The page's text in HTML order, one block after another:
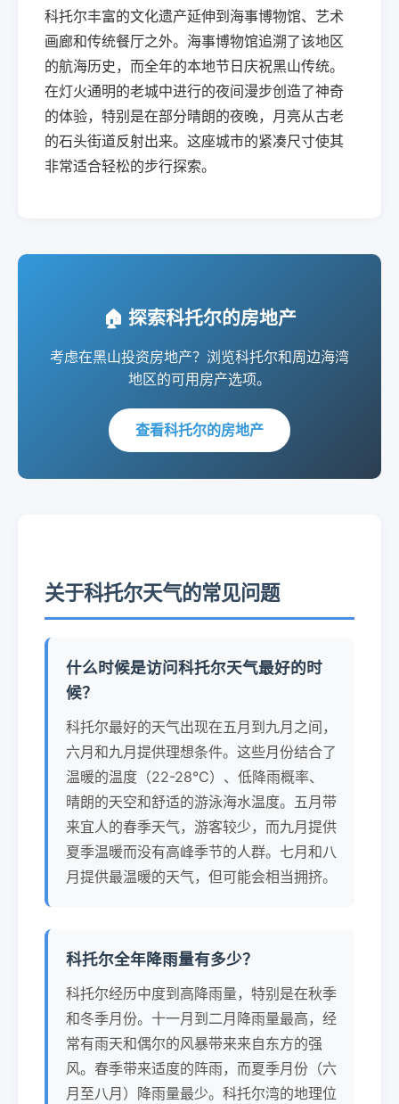
科托尔丰富的文化遗产延伸到海事博物馆、艺术
画廊和传统餐厅之外。海事博物馆追溯了该地区
的航海历史，而全年的本地节日庆祝黑山传统。
在灯火通明的老城中进行的夜间漫步创造了神奇
的体验，特别是在部分晴朗的夜晚，月亮从古老
的石头街道反射出来。这座城市的紧凑尺寸使其
非常适合轻松的步行探索。
🏠 探索科托尔的房地产
考虑在黑山投资房地产？浏览科托尔和周边海湾
地区的可用房产选项。
查看科托尔的房地产
关于科托尔天气的常见问题
什么时候是访问科托尔天气最好的时
候？
科托尔最好的天气出现在五月到九月之间，
六月和九月提供理想条件。这些月份结合了
温暖的温度（22-28°C）、低降雨概率、
晴朗的天空和舒适的游泳海水温度。五月带
来宜人的春季天气，游客较少，而九月提供
夏季温暖而没有高峰季节的人群。七月和八
月提供最温暖的天气，但可能会相当拥挤。
科托尔全年降雨量有多少？
科托尔经历中度到高降雨量，特别是在秋季
和冬季月份。十一月到二月降雨量最高，经
常有雨天和偶尔的风暴带来来自东方的强
风。春季带来适度的阵雨，而夏季月份（六
月至八月）降雨量最少。科托尔湾的地理位